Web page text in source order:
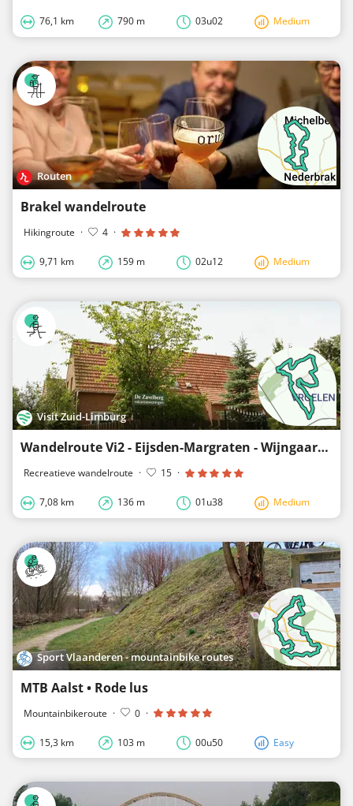
76,1 km 790 m 03u02 Medium
Routen
Brakel wandelroute
Hikingroute · 4 ·
9,71 km 159 m 02u12 Medium
Visit Zuid-Limburg
Wandelroute Vi2 - Eijsden-Margraten - Wijngaarden wandeling Noorbeek
Recreatieve wandelroute · 15 ·
7,08 km 136 m 01u38 Medium
Sport Vlaanderen - mountainbike routes
MTB Aalst • Rode lus
Mountainbikeroute · 0 ·
15,3 km 103 m 00u50 Easy